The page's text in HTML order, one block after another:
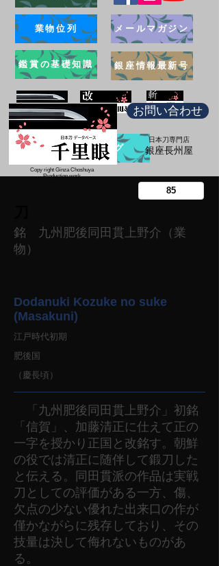
業物位列
鑑賞の基礎知識
メールマガジン
銀座情報最新号
ブログ
お問い合わせ
日本刀専門店
​銀座長州屋
Copy right Ginza Choshuya
Production work
銘 九州肥後同田貫上野介（業
物）
Dodanuki Kozuke no suke
(Masakuni)
江戸時代初期
肥後国
（慶長頃）
「九州肥後同田貫上野介」初銘
「信賀」、加藤清正に仕えて正の
一字を授かり正国と改銘す。朝鮮
の役では清正に随伴して鍛刀した
と伝える。同田貫派の作品は実戦
刀としての評価がある一方、傷、
欠点の少ない優れた出来口の作が
僅かながらに残存しており、その
技量は決して侮れないものがあ
る。